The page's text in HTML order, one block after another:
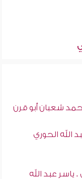
شعبان أبو قرن
الله الحوري
ياسر عبد الله